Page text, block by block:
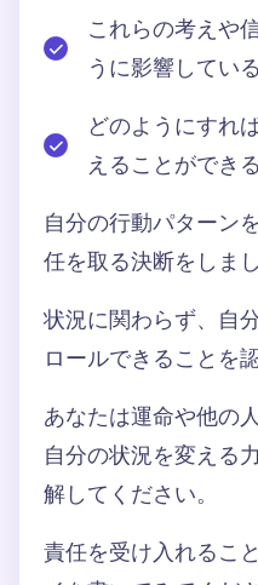
これらの考えや
うに影響してい
どのようにすれ
えることができ
自分の行動パターン
任を取る決断をしまし
状況に関わらず、自
ロールできることを
あなたは運命や他の
自分の状況を変える
解してください。
責任を受け入れるこ